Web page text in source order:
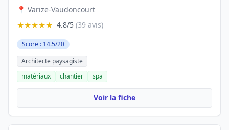
📍 Varize-Vaudoncourt
★★★★★ 4.8/5 (39 avis)
Score : 14.5/20
Architecte paysagiste
matériaux
chantier spa
Voir la fiche